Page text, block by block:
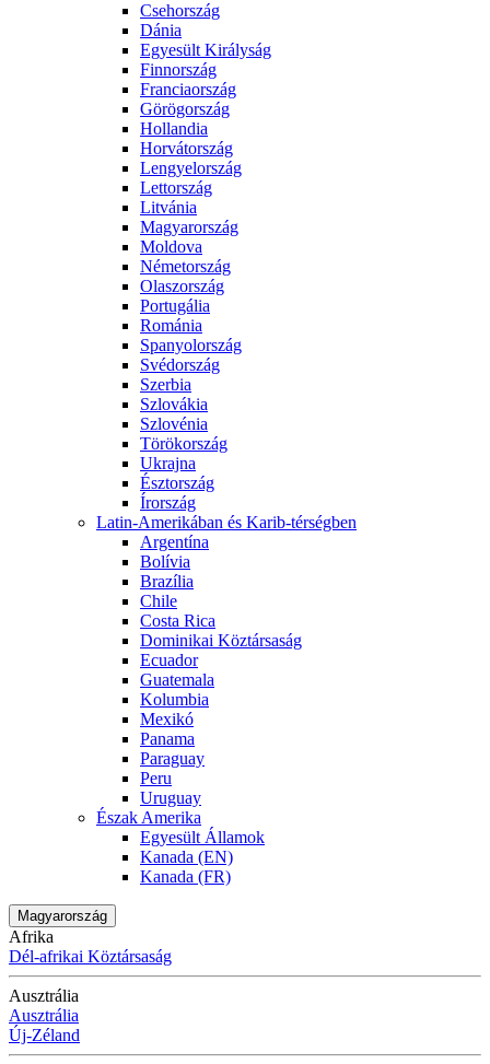
Csehország
Dánia
Egyesült Királyság
Finnország
Franciaország
Görögország
Hollandia
Horvátország
Lengyelország
Lettország
Litvánia
Magyarország
Moldova
Németország
Olaszország
Portugália
Románia
Spanyolország
Svédország
Szerbia
Szlovákia
Szlovénia
Törökország
Ukrajna
Észtország
Írország
Latin-Amerikában és Karib-térségben
Argentína
Bolívia
Brazília
Chile
Costa Rica
Dominikai Köztársaság
Ecuador
Guatemala
Kolumbia
Mexikó
Panama
Paraguay
Peru
Uruguay
Észak Amerika
Egyesült Államok
Kanada (EN)
Kanada (FR)
Magyarország
Afrika
Dél-afrikai Köztársaság
Ausztrália
Ausztrália
Új-Zéland